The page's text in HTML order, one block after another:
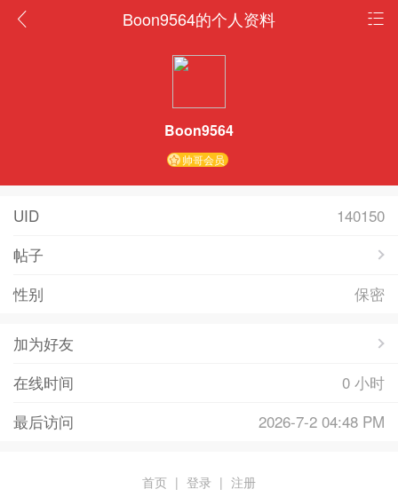
Boon9564的个人资料
Boon9564
帅哥会员
UID
140150
帖子
性别
保密
加为好友
在线时间
0 小时
最后访问
2026-7-2 04:48 PM
首页 | 登录 | 注册